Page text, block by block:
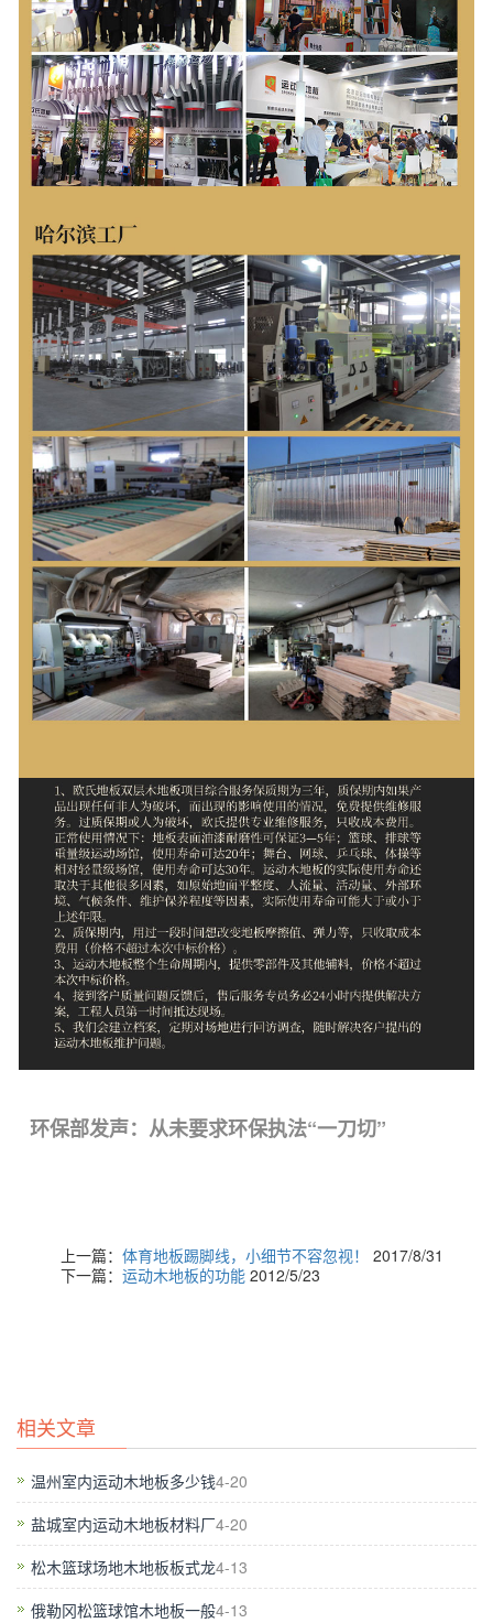
环保部发声：从未要求环保执法“一刀切”
环境保护部昨日举行8月份例行新闻发布会，环保
部政策法规司司长别涛就有的地方采取一刀切的
部领导有两个明确的态度：
一是反对地方在平时疏于监管，使违法企业长期
存在，污染环境，这是不作为。
上一篇： 体育地板踢脚线，小细节不容忽视！
2017/8/31
下一篇： 运动木地板的功能 2012/5/23
相关文章
温州室内运动木地板多少钱4-20
盐城室内运动木地板材料厂4-20
松木篮球场地木地板板式龙4-13
俄勒冈松篮球馆木地板一般4-13